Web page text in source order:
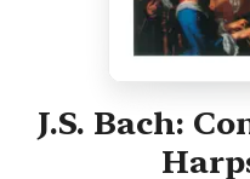
J.S. Bach: